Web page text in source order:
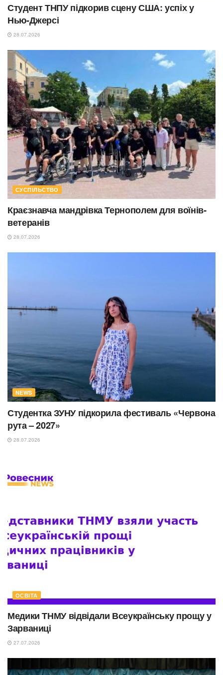
Студент ТНПУ підкорив сцену США: успіх у
Нью-Джерсі
28.07.2026
СУСПІЛЬСТВО
Краєзнавча мандрівка Тернополем для воїнів-
ветеранів
28.07.2026
NEWS
Студентка ЗУНУ підкорила фестиваль «Червона
рута – 2027»
28.07.2026
ОСВІТА
Медики ТНМУ відвідали Всеукраїнську прощу у
Зарваниці
27.07.2026